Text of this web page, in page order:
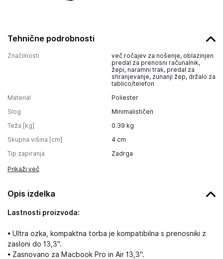
Tehnične podrobnosti
Značilnosti
več ročajev za nošenje, oblazinjen
predal za prenosni računalnik,
žepi, naramni trak, predal za
shranjevanje, zunanji žep, držalo za
tablico/telefon
Material
Poliester
Slog
Minimalističen
Teža [kg]
0.39 kg
Skupna višina [cm]
4 cm
Tip zapiranja
Zadrga
Prikaži več
Opis izdelka
Lastnosti proizvoda:
• Ultra ozka, kompaktna torba je kompatibilna s prenosniki z
zasloni do 13,3".
• Zasnovano za Macbook Pro in Air 13,3".